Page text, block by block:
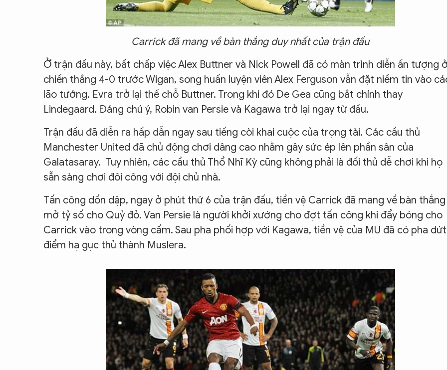
Carrick đã mang về bàn thắng duy nhất của trận đấu
Ở trận đấu này, bất chấp việc Alex Buttner và Nick Powell đã có màn trình diễn ấn tượng
chiến thắng 4-0 trước Wigan, song huấn luyện viên Alex Ferguson vẫn đặt niềm tin vào
lão tướng. Evra trở lại thế chỗ Buttner. Trong khi đó De Gea cũng bắt chính thay
Lindegaard. Đáng chú ý, Robin van Persie và Kagawa trở lại ngay từ đầu.
Trận đấu đã diễn ra hấp dẫn ngay sau tiếng còi khai cuộc của trọng tài. Các cầu thủ
Manchester United đã chủ động chơi dâng cao nhằm gây sức ép lên phần sân của
Galatasaray. Tuy nhiên, các cầu thủ Thổ Nhĩ Kỳ cũng không phải là đối thủ dễ chơi khi họ
sẵn sàng chơi đôi công với đội chủ nhà.
Tấn công dồn dập, ngay ở phút thứ 6 của trận đấu, tiền vệ Carrick đã mang về bàn thắng
mở tỷ số cho Quỷ đỏ. Van Persie là người khởi xướng cho đợt tấn công khi đẩy bóng cho
Carrick vào trong vòng cấm. Sau pha phối hợp với Kagawa, tiền vệ của MU đã có pha dứt
điểm hạ gục thủ thành Muslera.